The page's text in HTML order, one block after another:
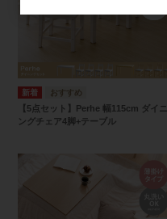
【5点セット】Perhe 幅115cm ダイニ
ングチェア4脚+テーブル